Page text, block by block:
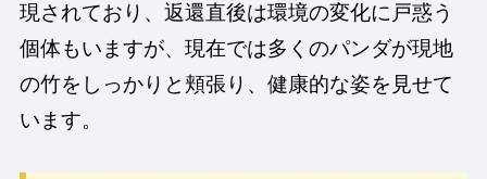
現されており、返還直後は環境の変化に戸惑う
個体もいますが、現在では多くのパンダが現地
の竹をしっかりと頬張り、健康的な姿を見せて
います。